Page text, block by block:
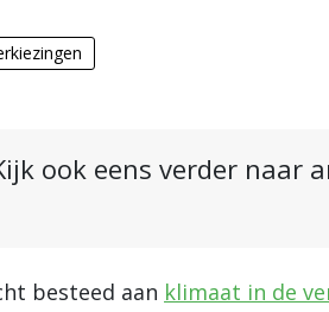
ook eens verder naar
besteed aan klimaat in de